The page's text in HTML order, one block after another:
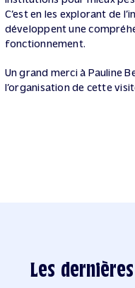
C’est en les explorant de
développent une
fonctionnement.
Un grand merci à Pauline
l’organisation de cette
Les